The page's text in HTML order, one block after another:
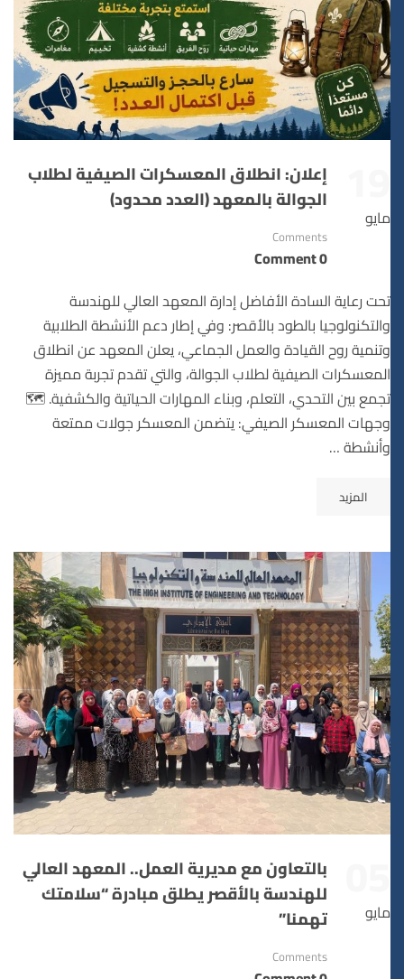
مايو
إعلان: انطلاق المعسكرات الصيفية لطلاب
الجوالة بالمعهد (العدد محدود)
Comments
تحت رعاية السادة الأفاضل إدارة المعهد العالي للهندسة
والتكنولوجيا بالطود بالأقصر: وفي إطار دعم الأنشطة الطلابية
وتنمية روح القيادة والعمل الجماعي، يعلن المعهد عن انطلاق
المعسكرات الصيفية لطلاب الجوالة، والتي تقدم تجربة مميزة
تجمع بين التحدي، التعلم، وبناء المهارات الحياتية والكشفية. 🗺️
وجهات المعسكر الصيفي: يتضمن المعسكر جولات ممتعة
وأنشطة …
المزيد
مايو
بالتعاون مع مديرية العمل.. المعهد العالي
للهندسة بالأقصر يطلق مبادرة “سلامتك
تهمنا”
Comments